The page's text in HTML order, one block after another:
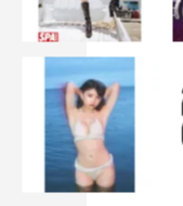
AbemaTV